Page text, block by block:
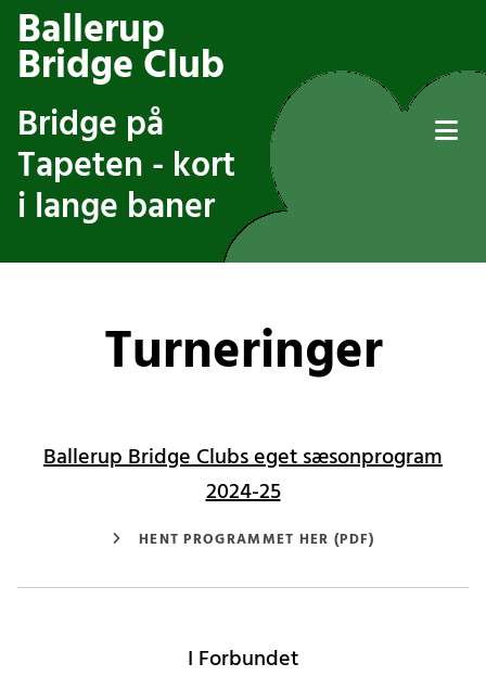
Ballerup
Bridge Club
Bridge på
Tapeten - kort
i lange baner
Turneringer
Ballerup Bridge Clubs eget sæsonprogram
2024-25
HENT PROGRAMMET HER (PDF)
I Forbundet